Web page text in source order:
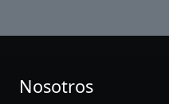
Nosotros